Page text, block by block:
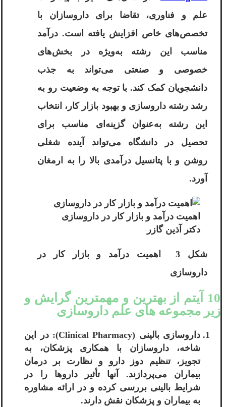
علم و فناوری، تقاضا برای داروسازان با
تخصص‌های خاص افزایش یافته است. درآمد
مناسب این رشته به‌ویژه در بخش‌های
خصوصی و صنعتی می‌تواند به جذب
دانشجویان کمک کند. با توجه به وضعیت رو به
رشد رشته داروسازی و بهبود بازار کار، انتخاب
این رشته به‌عنوان گزینه‌ای مناسب برای
تحصیل در دانشگاه می‌تواند آینده شغلی
روشن و با پتانسیل درآمدی بالا را به ارمغان
آورد.
اهمیت درآمد و بازار کار در داروسازی
دکتر آ‌‌ذین گازر
شکل 3 اهمیت درآمد و بازار کار در
داروسازی
10 آیتم از بهترین و مهمترین گرایش و
زیر مجموعه های علم داروسازی
داروسازی بالینی (Clinical Pharmacy): در این
شاخه، داروسازان با همکاری پزشکان، به
تجویز، تنظیم دوز دارو و نظارت بر درمان
بیماران می‌پردازند. آنها تأثیر داروها را در
شرایط بالینی بررسی کرده و در ارائه مشاوره
به بیماران و پزشکان نقش دارند.